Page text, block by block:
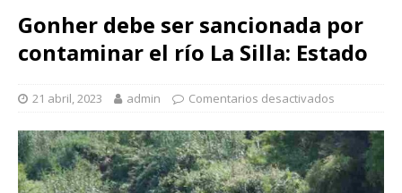
Gonher debe ser sancionada por
contaminar el río La Silla: Estado
21 abril, 2023 admin Comentarios desactivados